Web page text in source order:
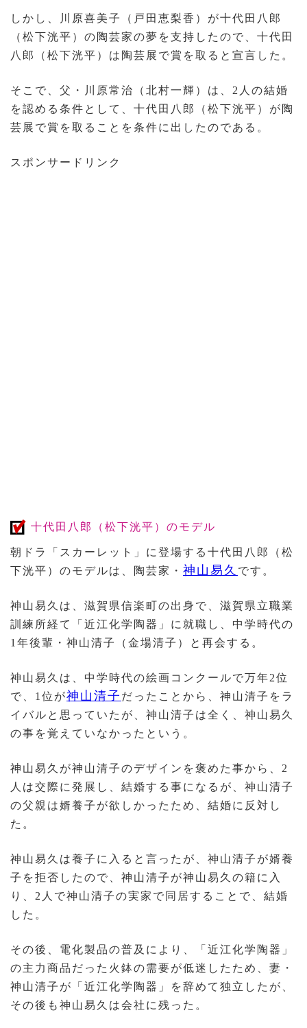
しかし、川原喜美子（戸田恵梨香）が十代田八郎
（松下洸平）の陶芸家の夢を支持したので、十代田
八郎（松下洸平）は陶芸展で賞を取ると宣言した。
そこで、父・川原常治（北村一輝）は、2人の結婚
を認める条件として、十代田八郎（松下洸平）が陶
芸展で賞を取ることを条件に出したのである。
スポンサードリンク
十代田八郎（松下洸平）のモデル
朝ドラ「スカーレット」に登場する十代田八郎（松
下洸平）のモデルは、陶芸家・ 神山易久 です。
神山易久は、滋賀県信楽町の出身で、滋賀県立職業
訓練所経て「近江化学陶器」に就職し、中学時代の
1年後輩・神山清子（金場清子）と再会する。
神山易久は、中学時代の絵画コンクールで万年2位
で、1位が神山清子 だったことから、神山清子をラ
イバルと思っていたが、神山清子は全く、神山易久
の事を覚えていなかったという。
神山易久が神山清子のデザインを褒めた事から、2
人は交際に発展し、結婚する事になるが、神山清子
の父親は婿養子が欲しかったため、結婚に反対し
た。
神山易久は養子に入ると言ったが、神山清子が婿養
子を拒否したので、神山清子が神山易久の籍に入
り、2人で神山清子の実家で同居することで、結婚
した。
その後、電化製品の普及により、「近江化学陶器」
の主力商品だった火鉢の需要が低迷したため、妻・
神山清子が「近江化学陶器」を辞めて独立したが、
その後も神山易久は会社に残った。